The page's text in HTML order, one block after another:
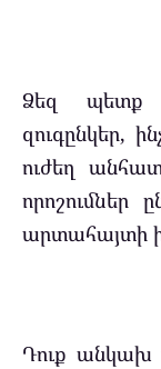
Ձեզ պետք է
զուգընկեր,
ուժեղ
որոշումներ
արտահայտի
Դուք անկախ